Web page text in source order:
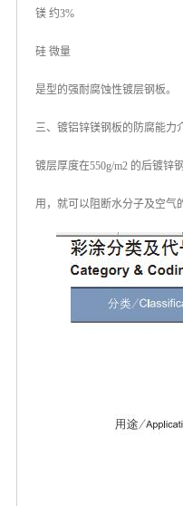
镁 约3%
硅 微量
是型的强耐腐蚀性镀层钢板。
三、镀铝锌镁钢板的防腐能力
镀层厚度在550g/m2 的后镀锌
用，就可以阻断水分子及空气